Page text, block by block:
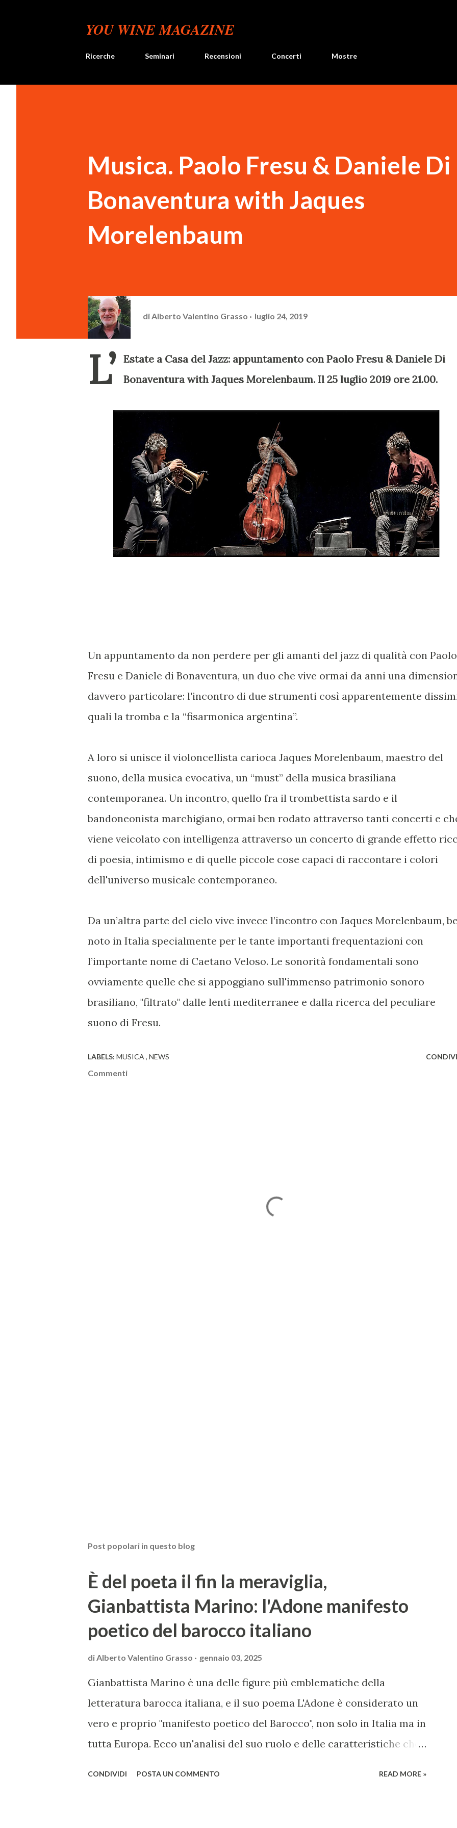
YOU WINE MAGAZINE
Ricerche Seminari Recensioni Concerti Mostre
Musica. Paolo Fresu & Daniele Di
Bonaventura with Jaques
Morelenbaum
di Alberto Valentino Grasso luglio 24, 2019
L’
Estate a Casa del Jazz: appuntamento con Paolo Fresu & Daniele Di
Bonaventura with Jaques Morelenbaum. Il 25 luglio 2019 ore 21.00.
Un appuntamento da non perdere per gli amanti del jazz di qualità con Paolo
Fresu e Daniele di Bonaventura, un duo che vive ormai da anni una
davvero particolare: l'incontro di due strumenti così apparentemente
quali la tromba e la “fisarmonica argentina”.
A loro si unisce il violoncellista carioca Jaques Morelenbaum, maestro del
suono, della musica evocativa, un “must” della musica brasiliana
contemporanea. Un incontro, quello fra il trombettista sardo e il
bandoneonista marchigiano, ormai ben rodato attraverso tanti concerti e
viene veicolato con intelligenza attraverso un concerto di grande effetto
di poesia, intimismo e di quelle piccole cose capaci di raccontare i colori
dell'universo musicale contemporaneo.
Da un’altra parte del cielo vive invece l’incontro con Jaques Morelenbaum,
noto in Italia specialmente per le tante importanti frequentazioni con
l’importante nome di Caetano Veloso. Le sonorità fondamentali sono
ovviamente quelle che si appoggiano sull'immenso patrimonio sonoro
brasiliano, "filtrato" dalle lenti mediterranee e dalla ricerca del peculiare
suono di Fresu.
LABELS: MUSICA NEWS
Commenti
Post popolari in questo blog
È del poeta il fin la meraviglia,
Gianbattista Marino: l'Adone manifesto
poetico del barocco italiano
diAlberto Valentino Grasso gennaio 03, 2025
Gianbattista Marino è una delle figure più emblematiche della
letteratura barocca italiana, e il suo poema L'Adone è considerato un
vero e proprio "manifesto poetico del Barocco", non solo in Italia ma in
tutta Europa. Ecco un'analisi del suo ruolo e delle caratteristiche che
CONDIVIDI POSTA UN COMMENTO READ MORE »